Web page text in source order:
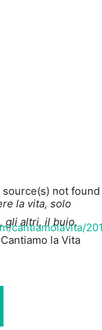
not found
cantiamolavita/
la vita, solo
gli altri, il buio,
la Vita